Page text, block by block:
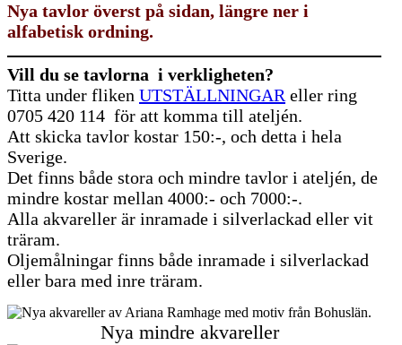
Nya tavlor överst på sidan, längre ner i
alfabetisk ordning.
Vill du se tavlorna i verkligheten?
Titta under fliken UTSTÄLLNINGAR eller ring
0705 420 114 för att komma till ateljén.
Att skicka tavlor kostar 150:-, och detta i hela
Sverige.
Det finns både stora och mindre tavlor i ateljén, de
mindre kostar mellan 4000:- och 7000:-.
Alla akvareller är inramade i silverlackad eller vit
träram.
Oljemålningar finns både inramade i silverlackad
eller bara med inre träram.
Nya mindre akvareller